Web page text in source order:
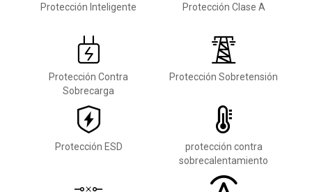
Protección Inteligente Protección Clase A
Protección Contra
Sobrecarga
Protección Sobretensión
Protección ESD
protección contra
sobrecalentamiento